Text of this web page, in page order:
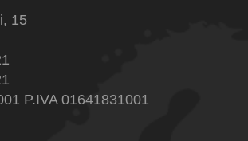
15
P.IVA 01641831001